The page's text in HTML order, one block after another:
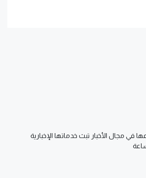
في مجال الأخبار تبث خدماتها الإخبارية